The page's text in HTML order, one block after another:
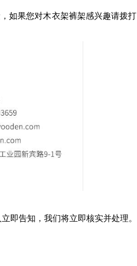
如果您对木衣架裤架感兴趣请拨打
即告知，我们将立即核实并处理。